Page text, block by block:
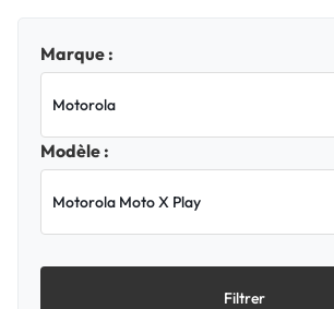
Marque :
Modèle :
Filtrer